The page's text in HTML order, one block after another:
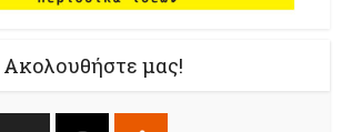
Ακολουθήστε μας!